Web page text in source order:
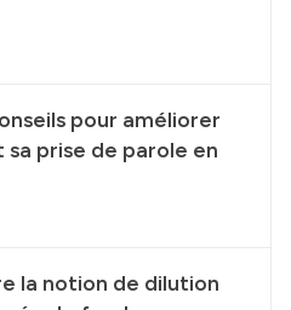
pour améliorer
prise de parole en
la notion de dilution